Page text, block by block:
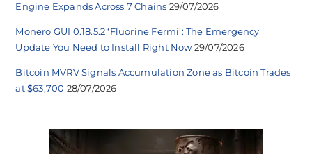
Engine Expands Across 7 Chains 29/07/2026
Monero GUI 0.18.5.2 ‘Fluorine Fermi’: The Emergency
Update You Need to Install Right Now 29/07/2026
Bitcoin MVRV Signals Accumulation Zone as Bitcoin Trades
at $63,700 28/07/2026